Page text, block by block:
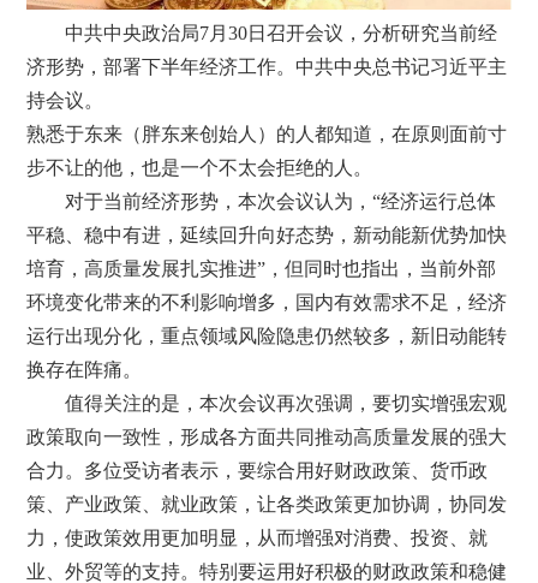
中共中央政治局7月30日召开会议，分析研究当前经
济形势，部署下半年经济工作。中共中央总书记习近平主
持会议。
熟悉于东来（胖东来创始人）的人都知道，在原则面前寸
步不让的他，也是一个不太会拒绝的人。
对于当前经济形势，本次会议认为，“经济运行总体
平稳、稳中有进，延续回升向好态势，新动能新优势加快
培育，高质量发展扎实推进”，但同时也指出，当前外部
环境变化带来的不利影响增多，国内有效需求不足，经济
运行出现分化，重点领域风险隐患仍然较多，新旧动能转
换存在阵痛。
值得关注的是，本次会议再次强调，要切实增强宏观
政策取向一致性，形成各方面共同推动高质量发展的强大
合力。多位受访者表示，要综合用好财政政策、货币政
策、产业政策、就业政策，让各类政策更加协调，协同发
力，使政策效用更加明显，从而增强对消费、投资、就
业、外贸等的支持。特别要运用好积极的财政政策和稳健